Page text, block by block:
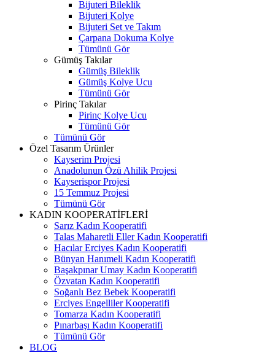
Bijuteri Bileklik
Bijuteri Kolye
Bijuteri Set ve Takım
Çarpana Dokuma Kolye
Tümünü Gör
Gümüş Takılar
Gümüş Bileklik
Gümüş Kolye Ucu
Tümünü Gör
Pirinç Takılar
Pirinç Kolye Ucu
Tümünü Gör
Tümünü Gör
Özel Tasarım Ürünler
Kayserim Projesi
Anadolunun Özü Ahilik Projesi
Kayserispor Projesi
15 Temmuz Projesi
Tümünü Gör
KADIN KOOPERATİFLERİ
Sarız Kadın Kooperatifi
Talas Maharetli Eller Kadın Kooperatifi
Hacılar Erciyes Kadın Kooperatifi
Bünyan Hanımeli Kadın Kooperatifi
Başakpınar Umay Kadın Kooperatifi
Özvatan Kadın Kooperatifi
Soğanlı Bez Bebek Kooperatifi
Erciyes Engelliler Kooperatifi
Tomarza Kadın Kooperatifi
Pınarbaşı Kadın Kooperatifi
Tümünü Gör
BLOG